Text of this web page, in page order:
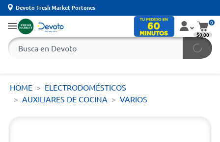
Devoto Fresh Market Portones
0
$0,00
HOME
ELECTRODOMÉSTICOS
AUXILIARES DE COCINA
VARIOS